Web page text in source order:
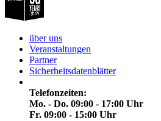
über uns
Veranstaltungen
Partner
Sicherheitsdatenblätter
Telefonzeiten:
Mo. - Do. 09:00 - 17:00 Uhr
Fr. 09:00 - 15:00 Uhr